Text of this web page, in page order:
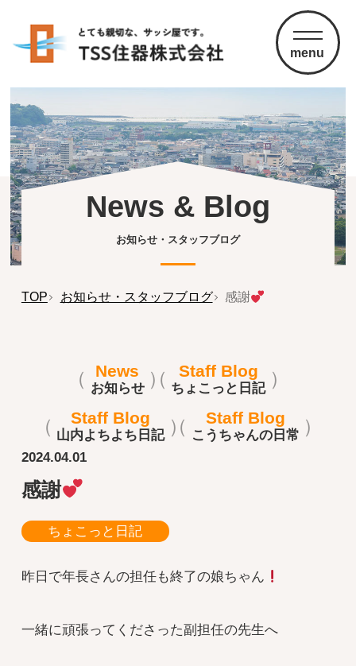
menu
News & Blog
お知らせ・スタッフブログ
TOP お知らせ・スタッフブログ 感謝
News
お知らせ
Staff Blog
ちょこっと日記
Staff Blog
山内よちよち日記
Staff Blog
こうちゃんの日常
2024.04.01
感謝
ちょこっと日記
昨日で年長さんの担任も終了の娘ちゃん
一緒に頑張ってくださった副担任の先生へ